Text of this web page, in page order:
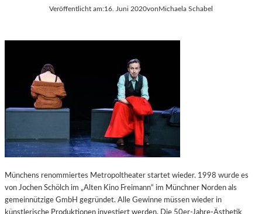
Veröffentlicht am:16. Juni 2020von Michaela Schabel
Münchens renommiertes Metropoltheater startet wieder. 1998 wurde es
von Jochen Schölch im „Alten Kino Freimann“ im Münchner Norden als
gemeinnützige GmbH gegründet. Alle Gewinne müssen wieder in
künstlerische Produktionen investiert werden. Die 50er-Jahre-Ästhetik